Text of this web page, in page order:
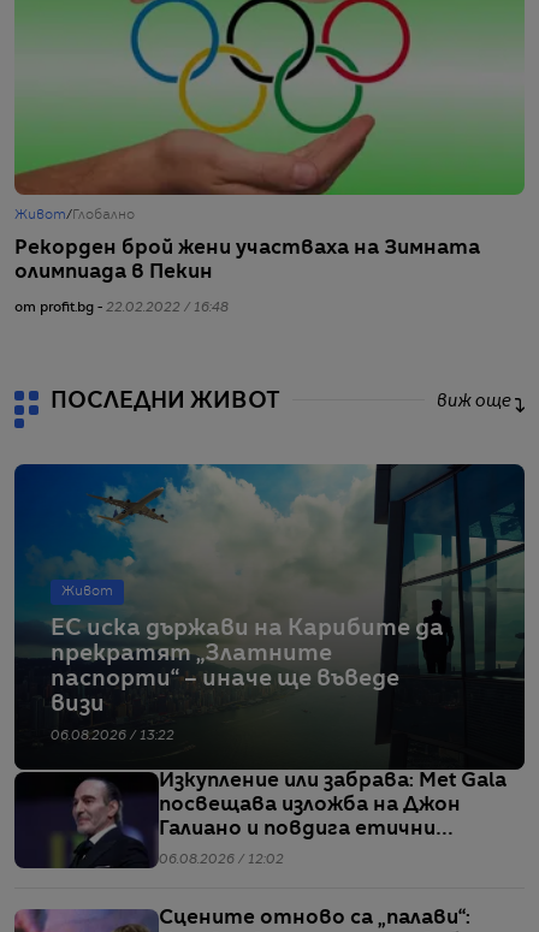
Живот/ Глобално
Рекорден брой жени участваха на Зимната
олимпиада в Пекин
от profit.bg - 22.02.2022 / 16:48
ПОСЛЕДНИ ЖИВОТ виж още
Живот
ЕС иска държави на Карибите да
прекратят „Златните
паспорти“ – иначе ще въведе
визи
06.08.2026 / 13:22
Изкупление или забрава: Met Gala
посвещава изложба на Джон
Галиано и повдига етични
въпроси
06.08.2026 / 12:02
Сцените отново са „палави“: